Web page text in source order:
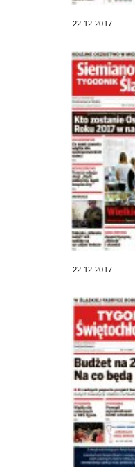
22.12.2017
22.12.2017